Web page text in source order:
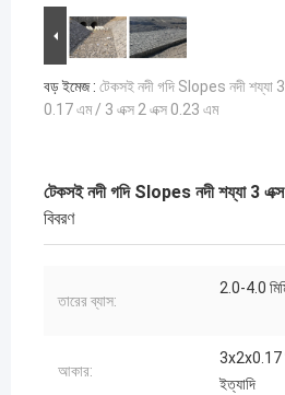
বড় ইমেজ : টেকসই নদী গদি Slopes নদী শয্যা
0.17 এম / 3 এক্স 2 এক্স 0.23 এম
টেকসই নদী গদি Slopes নদী শয্যা 3
বিবরণ
তারের ব্যাস:
2.0-4.0
আকার:
3x2x0.17
ইত্যাদি